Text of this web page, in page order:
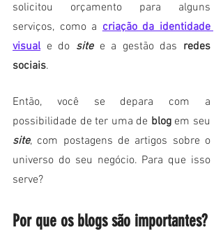
solicitou orçamento para alguns
serviços, como a criação da identidade
visual e do site e a gestão das redes
sociais.
Então, você se depara com a
possibilidade de ter uma de blog
site, com postagens de artigos sobre o
universo do seu negócio. Para que isso
serve?
Por que os blogs são importantes?